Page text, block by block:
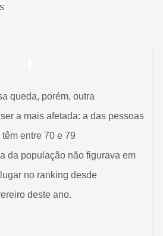
queda, porém, outra
a mais afetada: a das pessoas
têm entre 70 e 79
da população não figurava em
no ranking desde
deste ano.